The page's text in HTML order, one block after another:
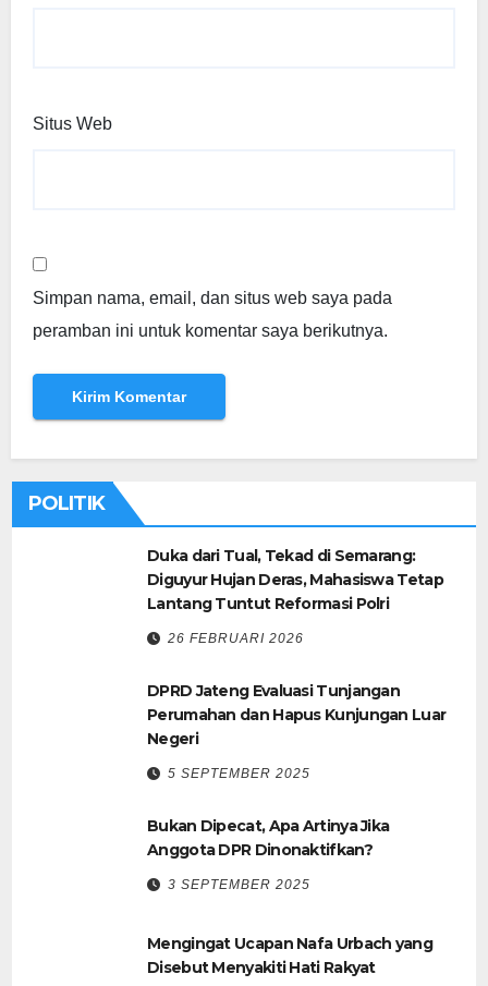
Situs Web
Simpan nama, email, dan situs web saya pada
peramban ini untuk komentar saya berikutnya.
POLITIK
Duka dari Tual, Tekad di Semarang:
Diguyur Hujan Deras, Mahasiswa Tetap
Lantang Tuntut Reformasi Polri
26 FEBRUARI 2026
DPRD Jateng Evaluasi Tunjangan
Perumahan dan Hapus Kunjungan Luar
Negeri
5 SEPTEMBER 2025
Bukan Dipecat, Apa Artinya Jika
Anggota DPR Dinonaktifkan?
3 SEPTEMBER 2025
Mengingat Ucapan Nafa Urbach yang
Disebut Menyakiti Hati Rakyat